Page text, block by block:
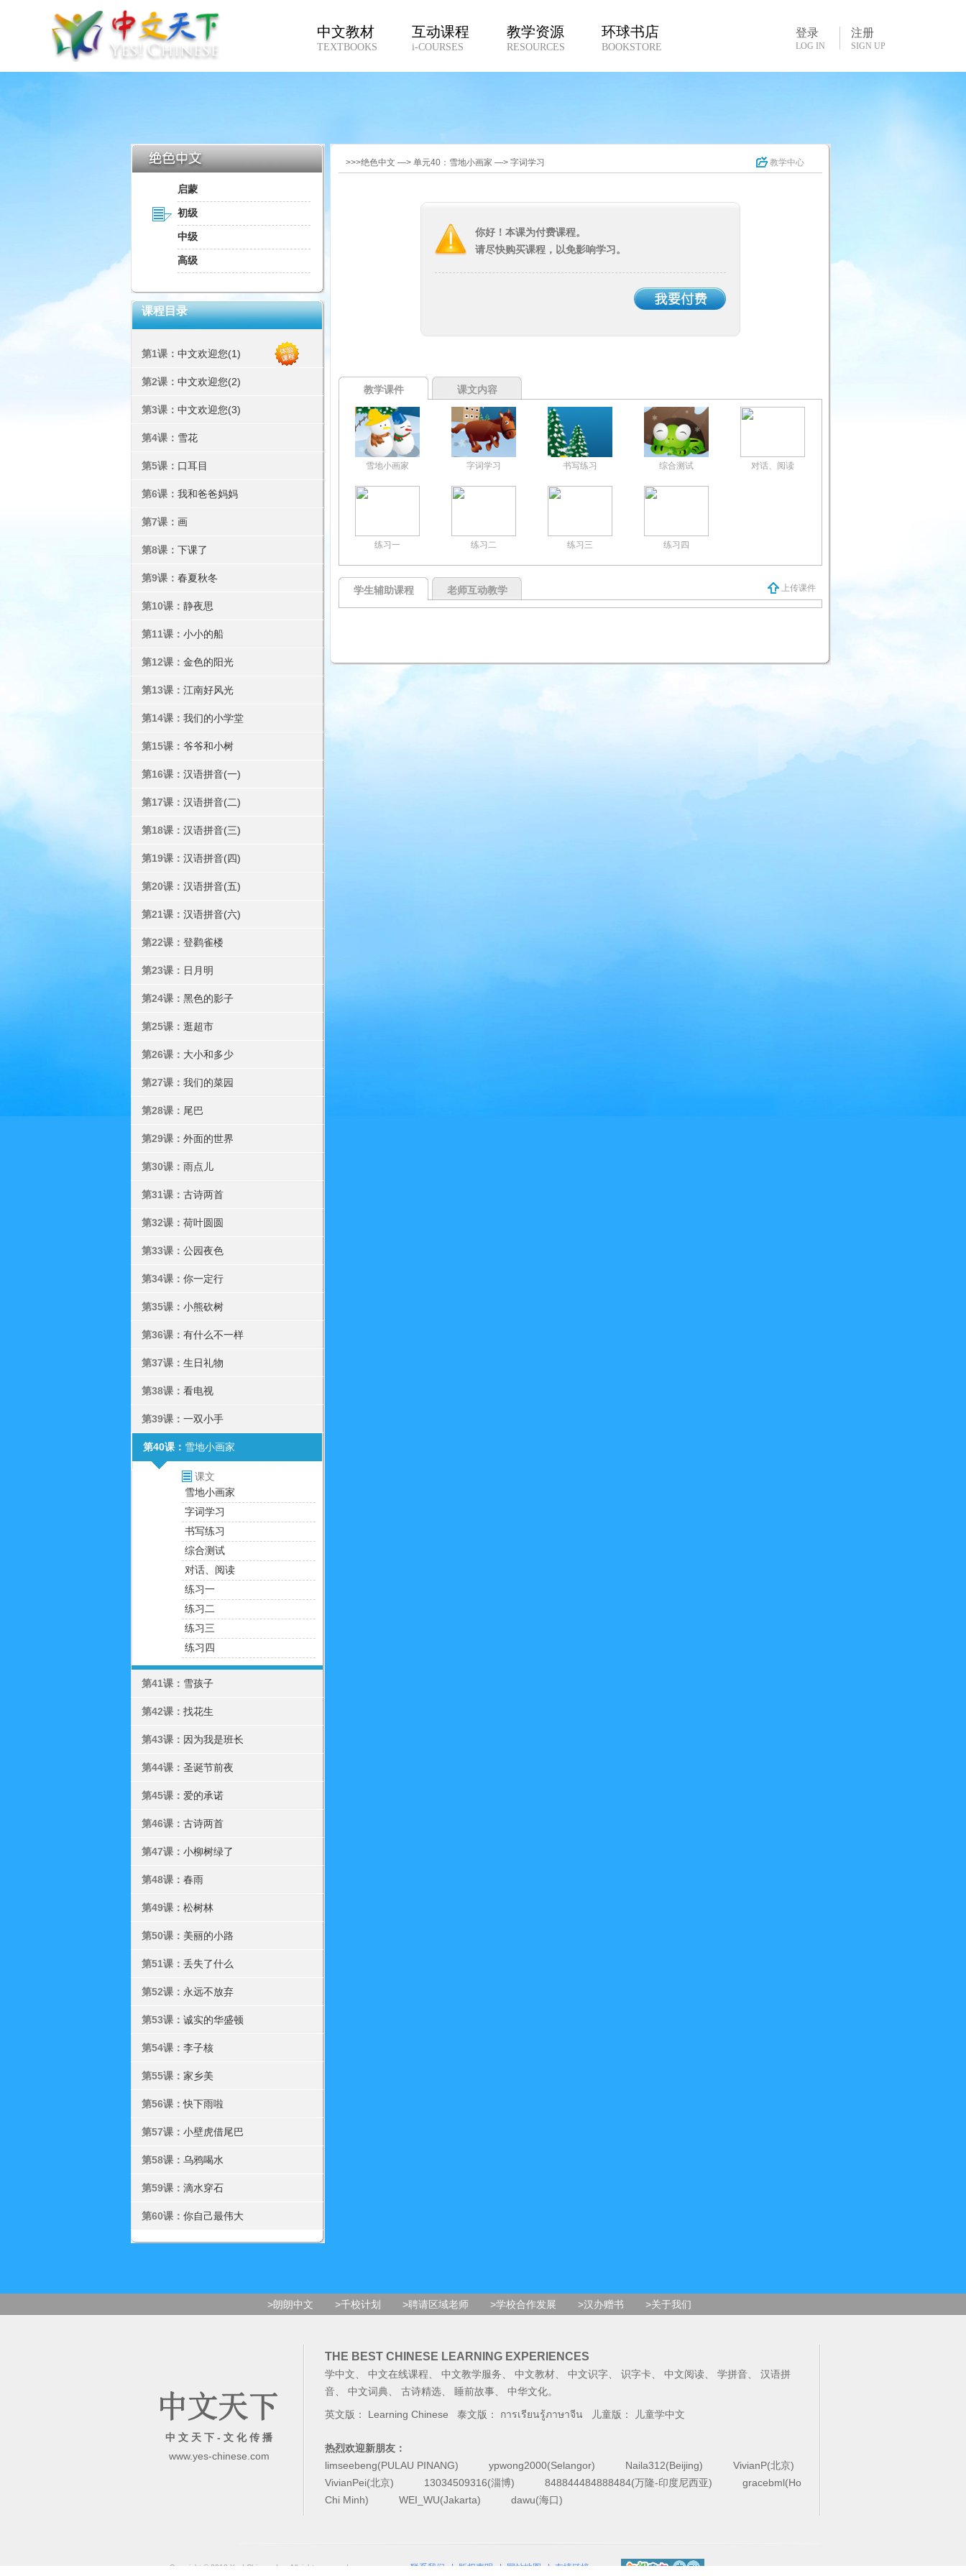
中文教材
TEXTBOOKS
互动课程
i-COURSES
教学资源
RESOURCES
环球书店
BOOKSTORE
登录
LOG IN
注册
SIGN UP
启蒙
初级
中级
高级
课程目录
第1课： 中文欢迎您(1)
第2课： 中文欢迎您(2)
第3课： 中文欢迎您(3)
第4课： 雪花
第5课： 口耳目
第6课： 我和爸爸妈妈
第7课： 画
第8课： 下课了
第9课： 春夏秋冬
第10课： 静夜思
第11课： 小小的船
第12课： 金色的阳光
第13课： 江南好风光
第14课： 我们的小学堂
第15课： 爷爷和小树
第16课： 汉语拼音(一)
第17课： 汉语拼音(二)
第18课： 汉语拼音(三)
第19课： 汉语拼音(四)
第20课： 汉语拼音(五)
第21课： 汉语拼音(六)
第22课： 登鹳雀楼
第23课： 日月明
第24课： 黑色的影子
第25课： 逛超市
第26课： 大小和多少
第27课： 我们的菜园
第28课： 尾巴
第29课： 外面的世界
第30课： 雨点儿
第31课： 古诗两首
第32课： 荷叶圆圆
第33课： 公园夜色
第34课： 你一定行
第35课： 小熊砍树
第36课： 有什么不一样
第37课： 生日礼物
第38课： 看电视
第39课： 一双小手
第40课： 雪地小画家
课文
雪地小画家
字词学习
书写练习
综合测试
对话、阅读
练习一
练习二
练习三
练习四
第41课： 雪孩子
第42课： 找花生
第43课： 因为我是班长
第44课： 圣诞节前夜
第45课： 爱的承诺
第46课： 古诗两首
第47课： 小柳树绿了
第48课： 春雨
第49课： 松树林
第50课： 美丽的小路
第51课： 丢失了什么
第52课： 永远不放弃
第53课： 诚实的华盛顿
第54课： 李子核
第55课： 家乡美
第56课：快下雨啦
第57课： 小壁虎借尾巴
第58课： 乌鸦喝水
第59课： 滴水穿石
第60课： 你自己最伟大
>>>绝色中文 —> 单元40：雪地小画家 —> 字词学习 教学中心
你好！本课为付费课程。
请尽快购买课程，以免影响学习。
教学课件 课文内容
雪地小画家 字词学习 书写练习 综合测试 对话、阅读
练习一 练习二 练习三 练习四
学生辅助课程 老师互动教学 上传课件
>朗朗中文 >千校计划 >聘请区域老师 >学校合作发展 >汉办赠书 >关于我们
中 文 天 下 - 文 化 传 播
www.yes-chinese.com
THE BEST CHINESE LEARNING EXPERIENCES
学中文 中文在线课程 中文教学服务 中文教材 中文识字 识字卡 中文阅读 学拼音
汉语拼
音
中文词典 古诗精选 睡前故事 中华文化。
英文版： Learning Chinese 泰文版： การเรียนรู้ภาษาจีน 儿童版： 儿童学中文
热烈欢迎新朋友：
limseebeng(PULAU PINANG)
ypwong2000(Selangor) Naila312(Beijing)
VivianP(北京)
VivianPei(北京)
13034509316(淄博) 848844484888484(万隆-印度尼西亚)
gracebml(Ho
Chi Minh)
WEI_WU(Jakarta) dawu(海口)
Copyright © 2013 Yes! Chinese Inc. All rights reserved. 联系我们 | 版权声明 | 网站地图 | 友情链接